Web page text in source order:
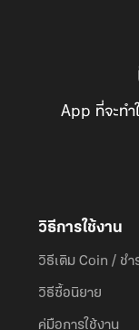
App ที่จะท
วิธีการใช้งาน
วิธีเติม Coin / ชำ
วิธีซื้อนิยาย
คู่มือการใช้งาน